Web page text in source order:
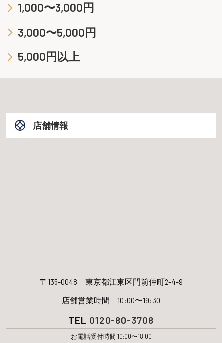
1,000〜3,000円
3,000〜5,000円
5,000円以上
店舗情報
〒135-0048 東京都江東区門前仲町2-4-9
店舗営業時間 10:00〜19:30
TEL 0120-80-3708
お電話受付時間 10:00〜18:00